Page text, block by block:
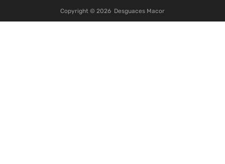
Copyright © 2026 Desguaces Macor